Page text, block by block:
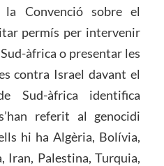
Convenció sobre el
permís per intervenir
àfrica o presentar les
contra Israel davant el
Sud-àfrica identifica
referit al genocidi
hi ha Algèria, Bolívia,
Iran, Palestina, Turquia,